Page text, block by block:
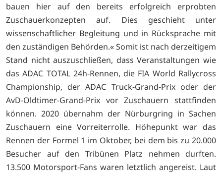
bauen hier auf den bereits erfolgreich erprobten
Zuschauerkonzepten auf. Dies geschieht unter
wissenschaftlicher Begleitung und in Rücksprache mit
den zuständigen Behörden.« Somit ist nach derzeitigem
Stand nicht auszuschließen, dass Veranstaltungen wie
das ADAC TOTAL 24h-Rennen, die FIA World Rallycross
Championship, der ADAC Truck-Grand-Prix oder der
AvD-Oldtimer-Grand-Prix vor Zuschauern stattfinden
können. 2020 übernahm der Nürburgring in Sachen
Zuschauern eine Vorreiterrolle. Höhepunkt war das
Rennen der Formel 1 im Oktober, bei dem bis zu 20.000
Besucher auf den Tribünen Platz nehmen durften.
13.500 Motorsport-Fans waren letztlich angereist. Laut